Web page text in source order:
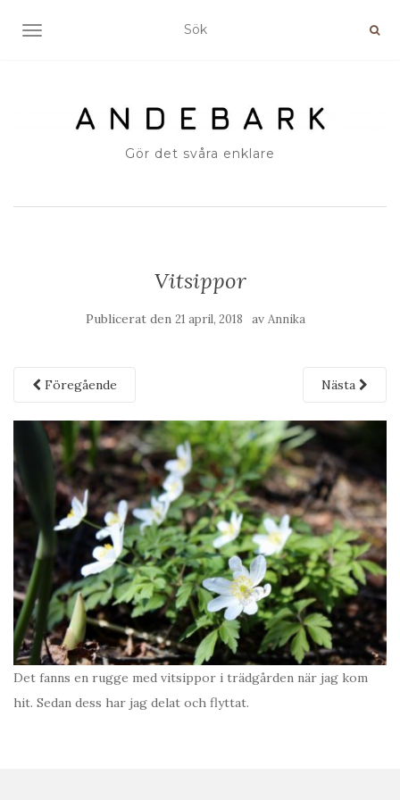
SLÅ PÅ/AV NAVIGERING
Gör det svåra enklare
Vitsippor
Publicerat den 21 april, 2018 av Annika
Föregående Nästa
Det fanns en rugge med vitsippor i trädgården när jag kom
hit. Sedan dess har jag delat och flyttat.